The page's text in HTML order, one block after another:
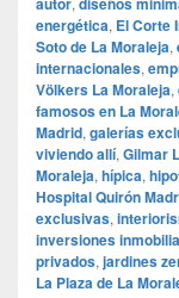
energética, El Corte
Soto de La Moraleja,
internacionales,
Völkers La Moraleja,
famosos en La
Madrid, galerías
viviendo allí, Gilmar
Moraleja, hípica,
Hospital Quirón
exclusivas,
inversiones
privados, jardines
La Plaza de La